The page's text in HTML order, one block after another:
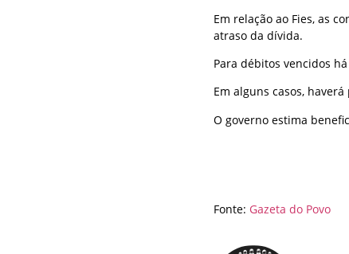
Em relação ao Fies, as
atraso da dívida.
Para débitos vencidos
Em alguns casos,
O governo estima
Fonte: Gazeta do Povo